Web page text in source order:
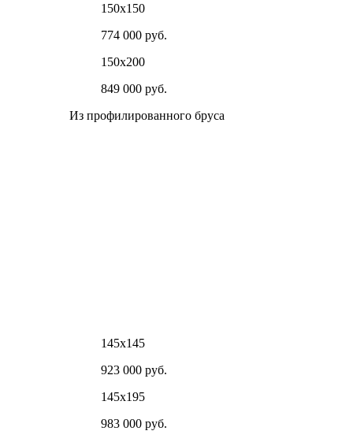
150х150
774 000 руб.
150х200
849 000 руб.
Из профилированного бруса
145х145
923 000 руб.
145х195
983 000 руб.